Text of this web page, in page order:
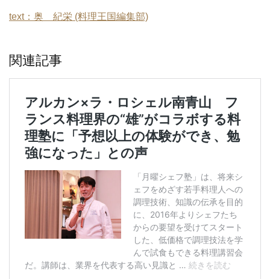
text：奥 紀栄 (料理王国編集部)
関連記事